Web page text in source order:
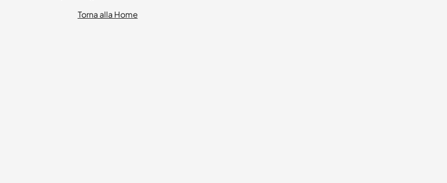
Torna alla Home